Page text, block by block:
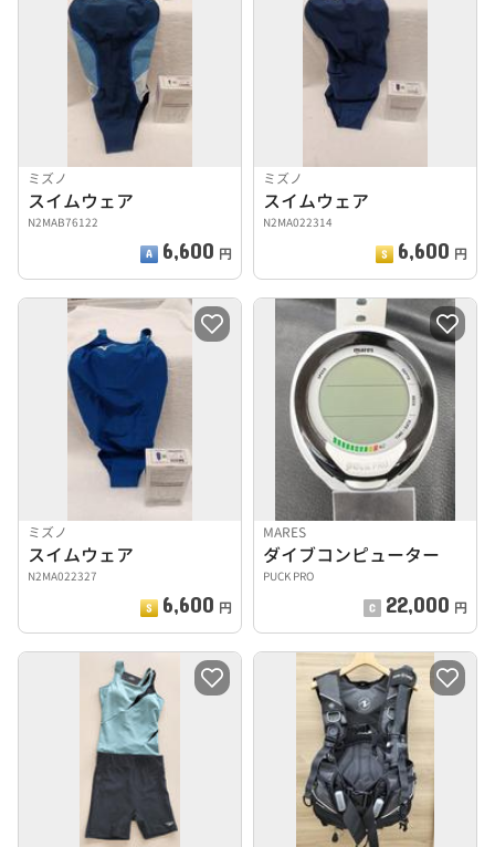
ミズノ
スイムウェア
N2MAB76122
6,600 円
ミズノ
スイムウェア
N2MA022314
6,600 円
ミズノ
スイムウェア
N2MA022327
6,600 円
MARES
ダイブコンピューター
PUCK PRO
22,000 円